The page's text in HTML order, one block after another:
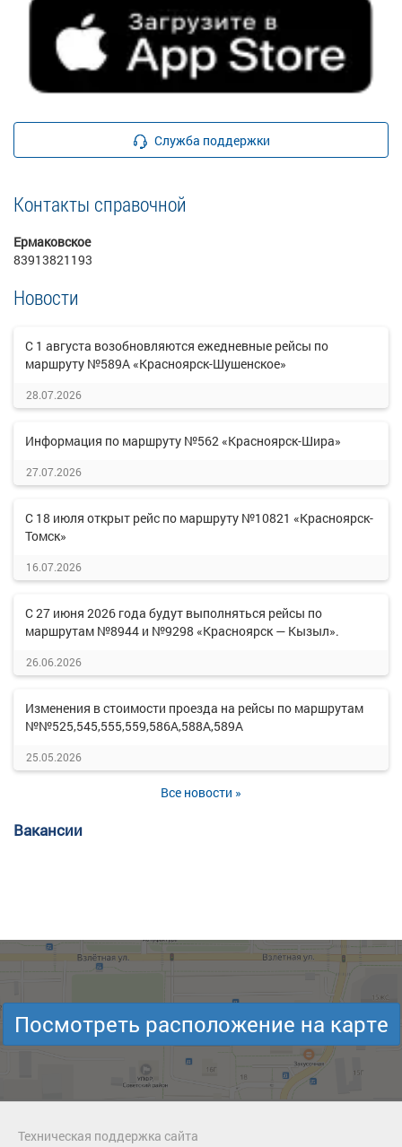
Служба поддержки
Контакты справочной
Ермаковское
83913821193
Новости
С 1 августа возобновляются ежедневные рейсы по
маршруту №589А «Красноярск-Шушенское»
28.07.2026
Информация по маршруту №562 «Красноярск-Шира»
27.07.2026
С 18 июля открыт рейс по маршруту №10821 «Красноярск-
Томск»
16.07.2026
С 27 июня 2026 года будут выполняться рейсы по
маршрутам №8944 и №9298 «Красноярск — Кызыл».
26.06.2026
Изменения в стоимости проезда на рейсы по маршрутам
№№525,545,555,559,586А,588А,589А
25.05.2026
Все новости »
Вакансии
Посмотреть расположение на карте
Техническая поддержка сайта